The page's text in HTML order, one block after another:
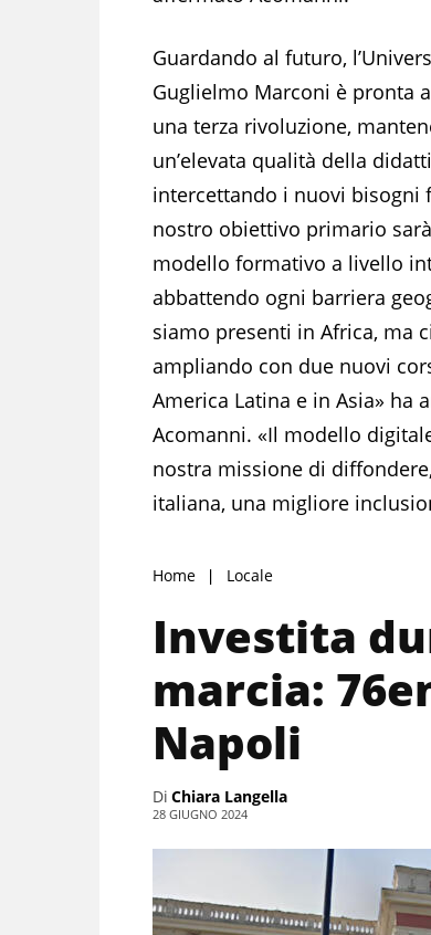
Guardando al futuro,
Guglielmo Marconi è pronta
una terza rivoluzione,
un’elevata qualità della
intercettando i nuovi bisogni
nostro obiettivo primario
modello formativo a livello
abbattendo ogni barriera
siamo presenti in Africa, ma
ampliando con due nuovi
America Latina e in Asia» ha
Acomanni. «Il modello
nostra missione di
italiana, una migliore
Home Locale
Investita
marcia:
Napoli
Di Chiara Langella
28 GIUGNO 2024